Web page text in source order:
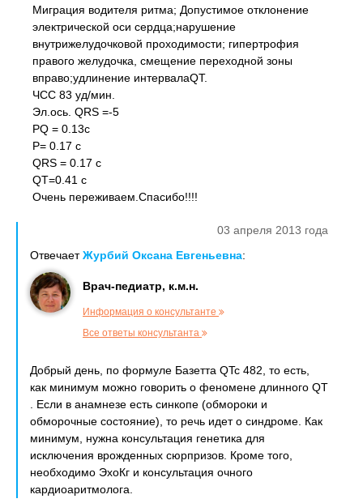
Миграция водителя ритма; Допустимое отклонение
электрической оси сердца;нарушение
внутрижелудочковой проходимости; гипертрофия
правого желудочка, смещение переходной зоны
вправо;удлинение интервалаQT.
ЧСС 83 уд/мин.
Эл.ось. QRS =-5
PQ = 0.13c
P= 0.17 c
QRS = 0.17 c
QT=0.41 c
Очень переживаем.Спасибо!!!!
03 апреля 2013 года
ОтвечаетЖурбий Оксана Евгеньевна:
Врач-педиатр, к.м.н.
Информация о консультанте
Все ответы консультанта
Добрый день, по формуле Базетта QTc 482, то есть,
как минимум можно говорить о феномене длинного QT
. Если в анамнезе есть синкопе (обмороки и
обморочные состояние), то речь идет о синдроме. Как
минимум, нужна консультация генетика для
исключения врожденных сюрпризов. Кроме того,
необходимо ЭхоКг и консультация очного
кардиоаритмолога.